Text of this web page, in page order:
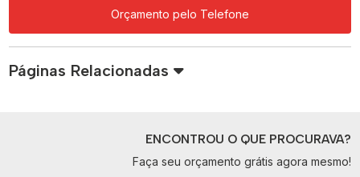
Orçamento pelo Telefone
Páginas Relacionadas
ENCONTROU O QUE PROCURAVA?
Faça seu orçamento grátis agora mesmo!